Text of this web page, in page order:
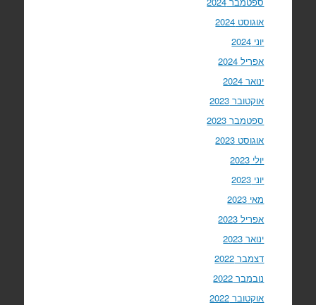
אוגוסט 2024
יוני 2024
אפריל 2024
ינואר 2024
אוקטובר 2023
ספטמבר 2023
אוגוסט 2023
יולי 2023
יוני 2023
מאי 2023
אפריל 2023
ינואר 2023
דצמבר 2022
נובמבר 2022
אוקטובר 2022